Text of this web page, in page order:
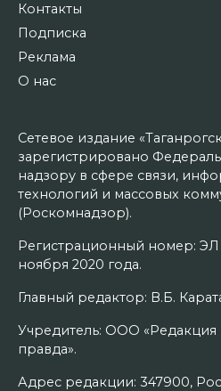
Контакты
Подписка
Реклама
О нас
Сетевое издание
зарегистрировано
надзору в сфере связи,
технологий и массовых
(Роскомнадзор).
Регистрационный номер:
ноября 2020 года.
Главный редактор: В.Б.
Учредитель: ООО «Редакция
правда».
Адрес редакции: 347900,